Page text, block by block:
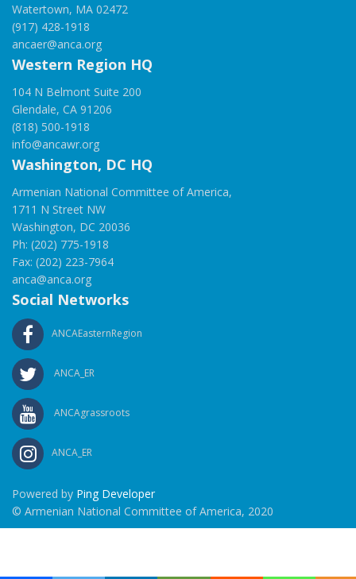
Watertown, MA 02472
(917) 428-1918
ancaer@anca.org
Western Region HQ
104 N Belmont Suite 200
Glendale, CA 91206
(818) 500-1918
info@ancawr.org
Washington, DC HQ
Armenian National Committee of America,
1711 N Street NW
Washington, DC 20036
Ph: (202) 775-1918
Fax: (202) 223-7964
anca@anca.org
Social Networks
ANCAEasternRegion
ANCA_ER
ANCAgrassroots
ANCA_ER
Powered by Ping Developer
© Armenian National Committee of America, 2020